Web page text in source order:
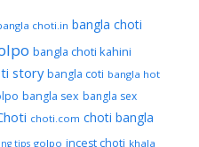
choti.in bangla choti
bangla choti kahini
story bangla coti bangla hot
bangla sex bangla sex
choti.com choti bangla
tips golpo incest choti khala